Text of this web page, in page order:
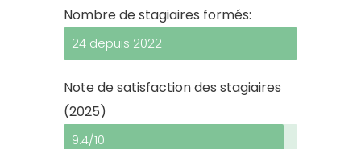
Nombre de stagiaires formés:
24 depuis 2022
Note de satisfaction des stagiaires
(2025)
9.4/10